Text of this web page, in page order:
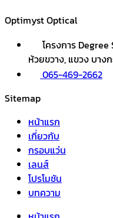
Optimyst Optical
โครงการ
ห้วยขวาง, แขวง บาง
065-469-2662
Sitemap
หน้าแรก
เกี่ยวกับ
กรอบแว่น
เลนส์
โปรโมชัน
บทความ